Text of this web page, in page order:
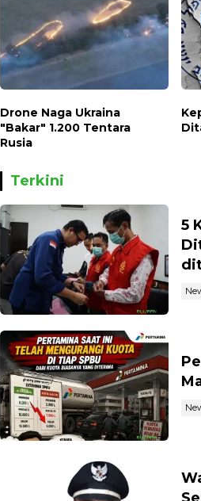
Drone Naga Ukraina
"Bakar" 1.200 Tentara
Rusia
Terkini
5